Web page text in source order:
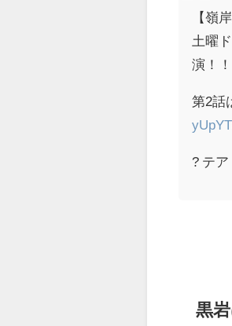
【嶺
土曜
演！！
第2話
? テ
黒